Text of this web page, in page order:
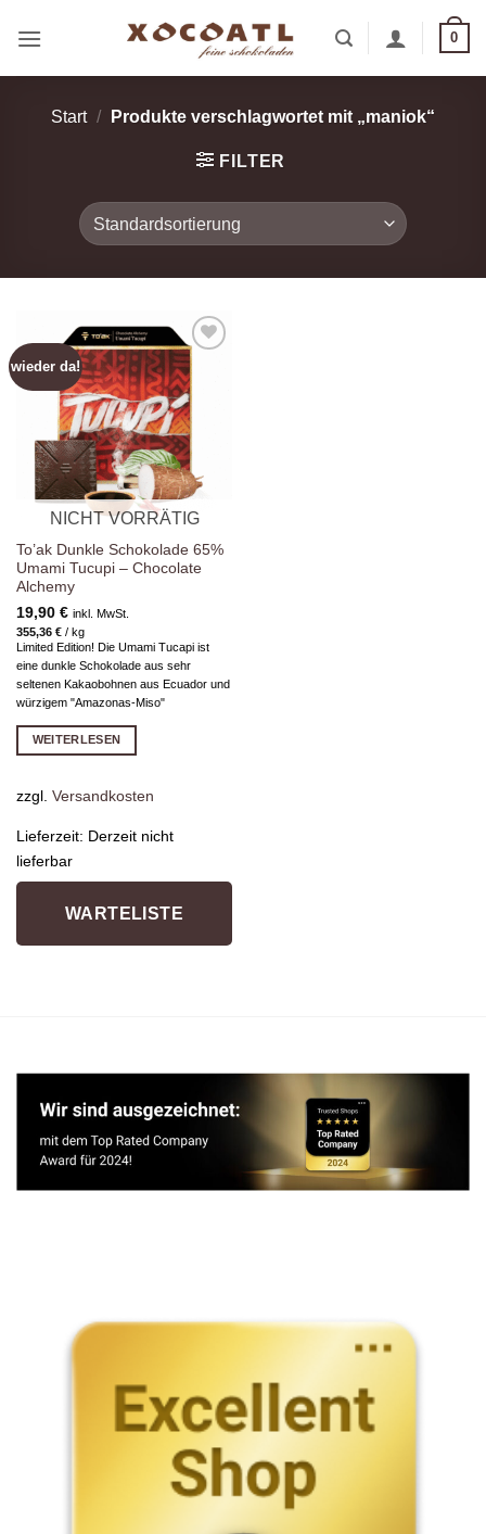
Inhalt
0
Start / Produkte verschlagwortet mit „maniok“
FILTER
wieder da!
Zur
Wunschliste
hinzufügen
NICHT VORRÄTIG
To’ak Dunkle Schokolade 65%
Umami Tucupi – Chocolate
Alchemy
19,90 € inkl. MwSt.
355,36 €/ kg
Limited Edition! Die Umami Tucapi ist
eine dunkle Schokolade aus sehr
seltenen Kakaobohnen aus Ecuador und
würzigem "Amazonas-Miso"
WEITERLESEN
zzgl. Versandkosten
Lieferzeit: Derzeit nicht
lieferbar
WARTELISTE